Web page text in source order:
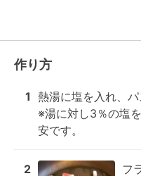
作り方
1 熱湯に塩を入れ、パ
※湯に対し3％の塩
安です。
2
フ